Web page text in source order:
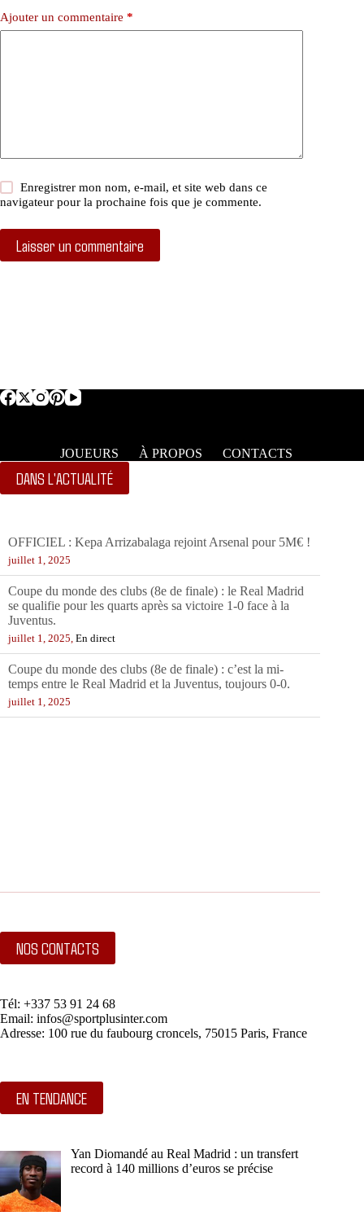
Ajouter un commentaire *
Enregistrer mon nom, e-mail, et site web dans ce
navigateur pour la prochaine fois que je commente.
Laisser un commentaire
JOUEURS À PROPOS CONTACTS
DANS L'ACTUALITÉ
Coupe du monde des clubs (8e de finale) : le Real Madrid
se qualifie pour les quarts après sa victoire 1-0 face à la
Juventus.
juillet 1, 2025,En direct
Coupe du monde des clubs (8e de finale) : c’est la mi-
temps entre le Real Madrid et la Juventus, toujours 0-0.
juillet 1, 2025
OFFICIEL : Kepa Arrizabalaga rejoint Arsenal pour 5M€ !
juillet 1, 2025
NOS CONTACTS
Tél: +337 53 91 24 68
Email: infos@sportplusinter.com
Adresse: 100 rue du faubourg croncels, 75015 Paris, France
EN TENDANCE
Yan Diomandé au Real Madrid : un transfert
record à 140 millions d’euros se précise